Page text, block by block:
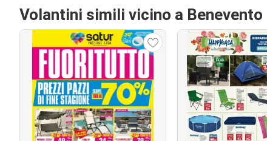
Volantini simili vicino a Benevento